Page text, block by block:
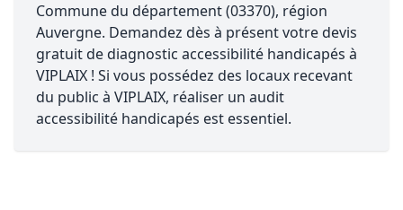
Commune du département (03370), région
Auvergne. Demandez dès à présent votre devis
gratuit de diagnostic accessibilité handicapés à
VIPLAIX ! Si vous possédez des locaux recevant
du public à VIPLAIX, réaliser un audit
accessibilité handicapés est essentiel.